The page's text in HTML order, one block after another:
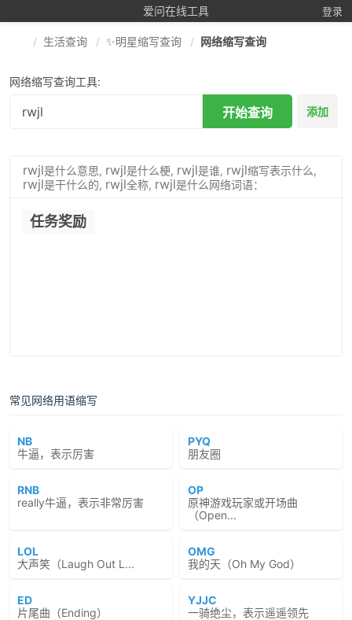
爱问在线工具 登录
生活查询 ✨明星缩写查询 网络缩写查询
网络缩写查询工具:
开始查询 添加
rwjl是什么意思, rwjl是什么梗, rwjl是谁, rwjl缩写表示什么,
rwjl是干什么的, rwjl全称, rwjl是什么网络词语：
任务奖励
常见网络用语缩写
NB
牛逼，表示厉害
PYQ
朋友圈
RNB
really牛逼，表示非常厉害
OP
原神游戏玩家或开场曲
（Open...
LOL
大声笑（Laugh Out L...
OMG
我的天（Oh My God）
ED
片尾曲（Ending）
YJJC
一骑绝尘，表示遥遥领先